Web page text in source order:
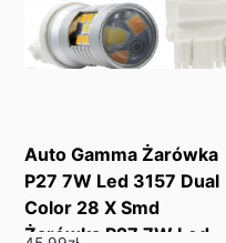
Auto Gamma Żarówka
P27 7W Led 3157 Dual
Color 28 X Smd
Żarówka P27 7W Led